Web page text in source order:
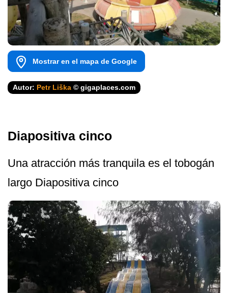
Mostrar en el mapa de Google
Autor: Petr Liška © gigaplaces.com
Diapositiva cinco
Una atracción más tranquila es el tobogán
largo Diapositiva cinco